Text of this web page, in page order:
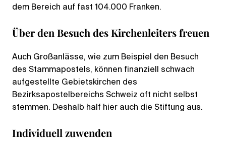
dem Bereich auf fast 104.000 Franken.
Über den Besuch des Kirchenleiters freuen
Auch Großanlässe, wie zum Beispiel den Besuch
des Stammapostels, können finanziell schwach
aufgestellte Gebietskirchen des
Bezirksapostelbereichs Schweiz oft nicht selbst
stemmen. Deshalb half hier auch die Stiftung aus.
Individuell zuwenden